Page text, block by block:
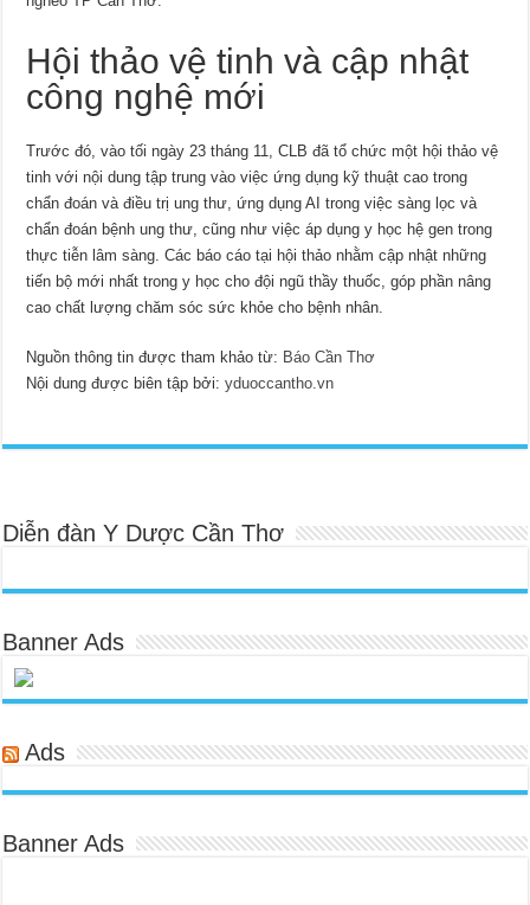
Hội thảo vệ tinh và cập nhật
công nghệ mới
Trước đó, vào tối ngày 23 tháng 11, CLB đã tổ chức một hội thảo vệ
tinh với nội dung tập trung vào việc ứng dụng kỹ thuật cao trong
chẩn đoán và điều trị ung thư, ứng dụng AI trong việc sàng lọc và
chẩn đoán bệnh ung thư, cũng như việc áp dụng y học hệ gen trong
thực tiễn lâm sàng. Các báo cáo tại hội thảo nhằm cập nhật những
tiến bộ mới nhất trong y học cho đội ngũ thầy thuốc, góp phần nâng
cao chất lượng chăm sóc sức khỏe cho bệnh nhân.
Nguồn thông tin được tham khảo từ: Báo Cần Thơ
Nội dung được biên tập bởi:yduoccantho.vn
Diễn đàn Y Dược Cần Thơ
Banner Ads
Ads
Banner Ads